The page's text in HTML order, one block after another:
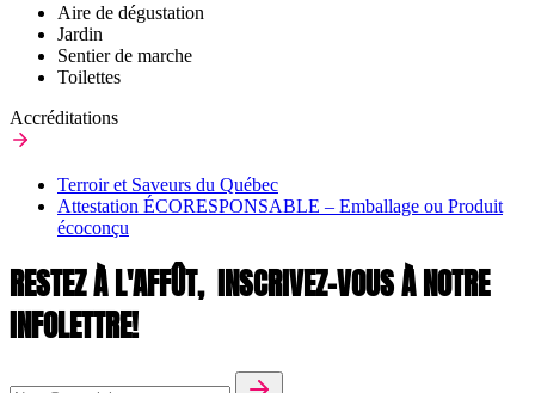
Aire de dégustation
Jardin
Sentier de marche
Toilettes
Accréditations
Terroir et Saveurs du Québec
Attestation ÉCORESPONSABLE – Emballage ou Produit
écoconçu
RESTEZ À L'AFFÛT, INSCRIVEZ-VOUS À NOTRE
INFOLETTRE!